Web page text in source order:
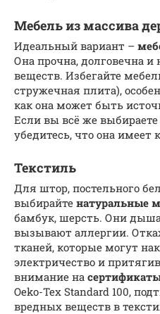
Мебель из массива
Идеальный вариант –
Она прочна, долговечна
веществ. Избегайте
стружечная плита),
как она может быть
Если вы всё же
убедитесь, что она имеет
Текстиль
Для штор, постельного
выбирайте натуральные
бамбук, шерсть. Они
вызывают аллергии.
тканей, которые могут
электричество и
внимание на
Oeko-Tex Standard 100,
вредных веществ в